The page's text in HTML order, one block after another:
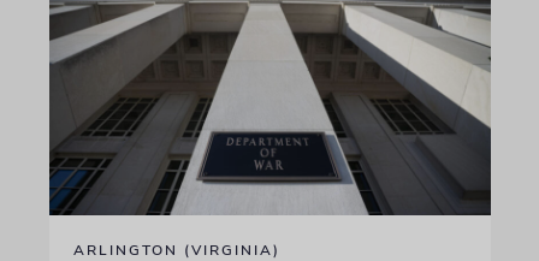
ARLINGTON (VIRGINIA)